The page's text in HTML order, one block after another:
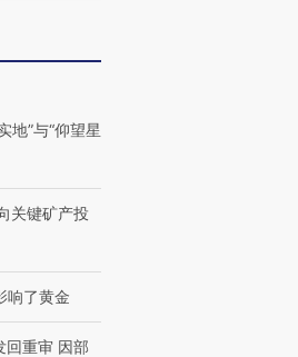
地”与“仰望星
关键矿产投
响了黄金
回重审 因部